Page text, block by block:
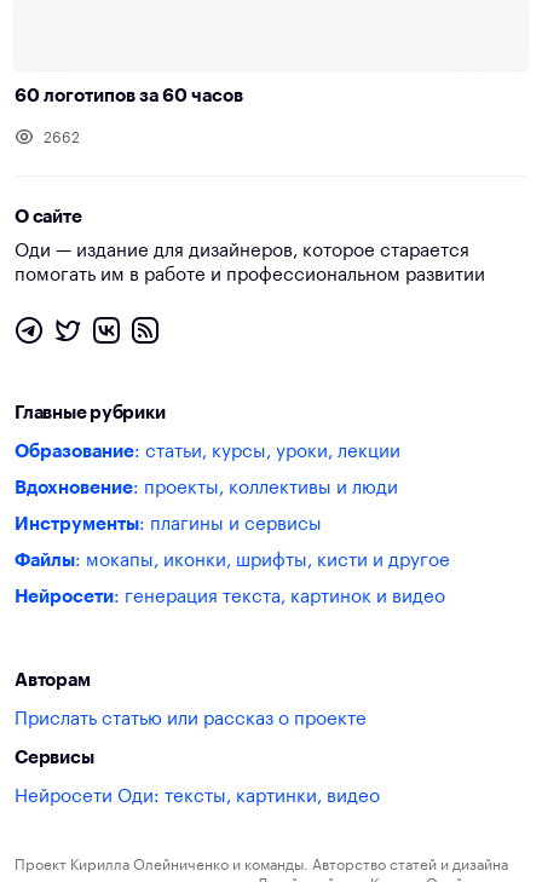
60 логотипов за 60 часов
2662
О сайте
Оди — издание для дизайнеров, которое старается
помогать им в работе и профессиональном развитии
Главные рубрики
Образование: статьи, курсы, уроки, лекции
Вдохновение: проекты, коллективы и люди
Инструменты: плагины и сервисы
Файлы: мокапы, иконки, шрифты, кисти и другое
Нейросети: генерация текста, картинок и видео
Авторам
Прислать статью или рассказ о проекте
Сервисы
Нейросети Оди: тексты, картинки, видео
Проект Кирилла Олейниченко и команды. Авторство статей и дизайна